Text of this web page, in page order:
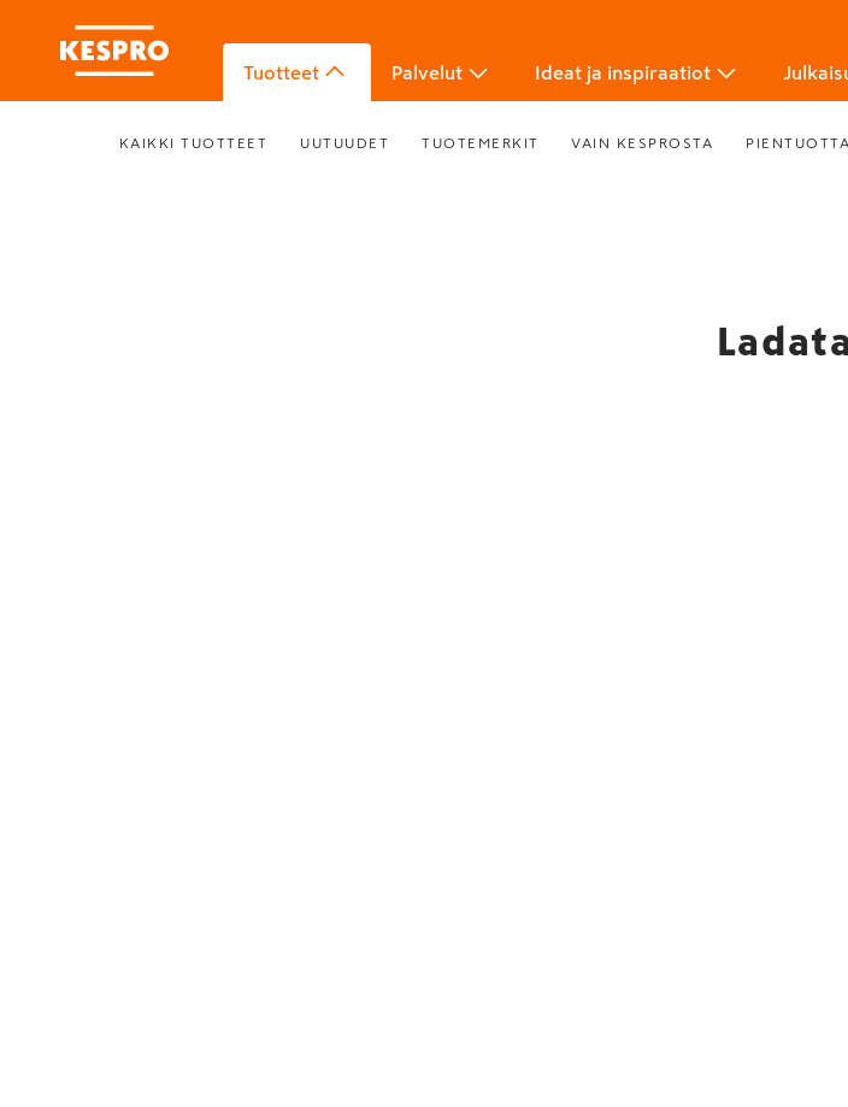
Tuotteet Palvelut Ideat ja inspiraatiot
KAIKKI TUOTTEET UUTUUDET TUOTEMERKIT VAIN KESPROSTA